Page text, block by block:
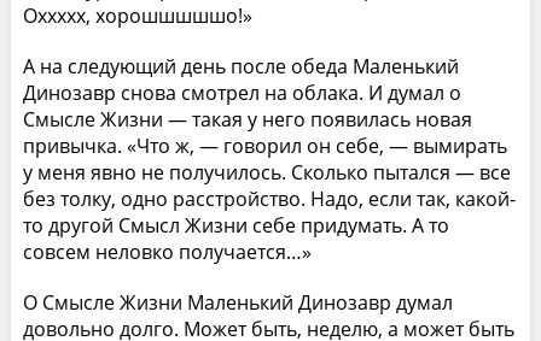
Оххххх, хорошшшшшо!»
А на следующий день после обеда Маленький
Динозавр снова смотрел на облака. И думал о
Смысле Жизни — такая у него появилась новая
привычка. «Что ж, — говорил он себе, — вымирать
у меня явно не получилось. Сколько пытался — все
без толку, одно расстройство. Надо, если так, какой-
то другой Смысл Жизни себе придумать. А то
совсем неловко получается…»
О Смысле Жизни Маленький Динозавр думал
довольно долго. Может быть, неделю, а может быть